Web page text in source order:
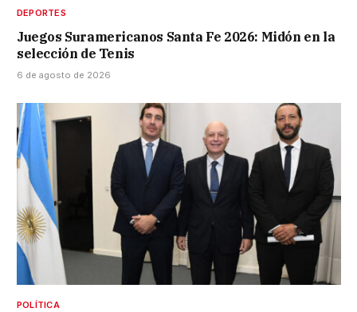
DEPORTES
Juegos Suramericanos Santa Fe 2026: Midón en la
selección de Tenis
6 de agosto de 2026
POLÍTICA